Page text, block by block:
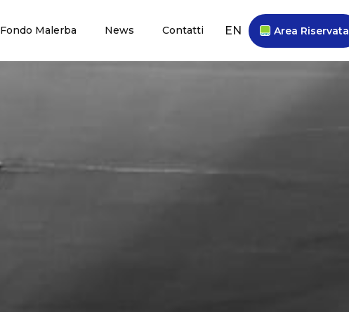
Fondo Malerba News Contatti EN Area Riservata